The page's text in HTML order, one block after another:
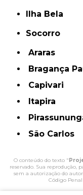
Ilha Bela
Socorro
Araras
Bragança
Capivari
Itapira
São Carlos
O conteúdo do texto "
reservado. Sua reprodução,
sem a autorização do
Código Penal